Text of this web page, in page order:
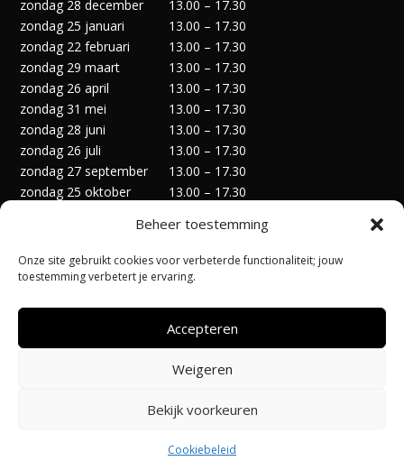
Beheer toestemming
Onze site gebruikt cookies voor verbeterde functionaliteit; jouw
toestemming verbetert je ervaring.
Accepteren
Weigeren
Bekijk voorkeuren
Cookiebeleid
zondag 28 december
13.00 – 17.30
zondag 25 januari
13.00 – 17.30
zondag 22 februari
13.00 – 17.30
zondag 29 maart
13.00 – 17.30
zondag 26 april
13.00 – 17.30
zondag 31 mei
13.00 – 17.30
zondag 28 juni
13.00 – 17.30
zondag 26 juli
13.00 – 17.30
zondag 27 september
13.00 – 17.30
zondag 25 oktober
13.00 – 17.30
zondag 27 december
13.00 – 17.30
Privacyverklaring
Algemene Voorwaarden
Cookiebeleid (EU)
@Pi-Apps| Hosting door: